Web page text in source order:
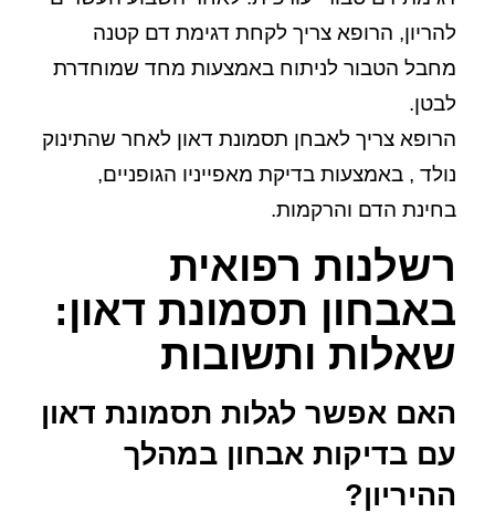
להריון, הרופא צריך לקחת דגימת דם קטנה
מחבל הטבור לניתוח באמצעות מחד שמוחדרת
לבטן.
הרופא צריך לאבחן תסמונת דאון לאחר שהתינוק
נולד , באמצעות בדיקת מאפייניו הגופניים,
בחינת הדם והרקמות.
רשלנות רפואית
באבחון תסמונת דאון:
שאלות ותשובות
האם אפשר לגלות תסמונת דאון
עם בדיקות אבחון במהלך
ההיריון?